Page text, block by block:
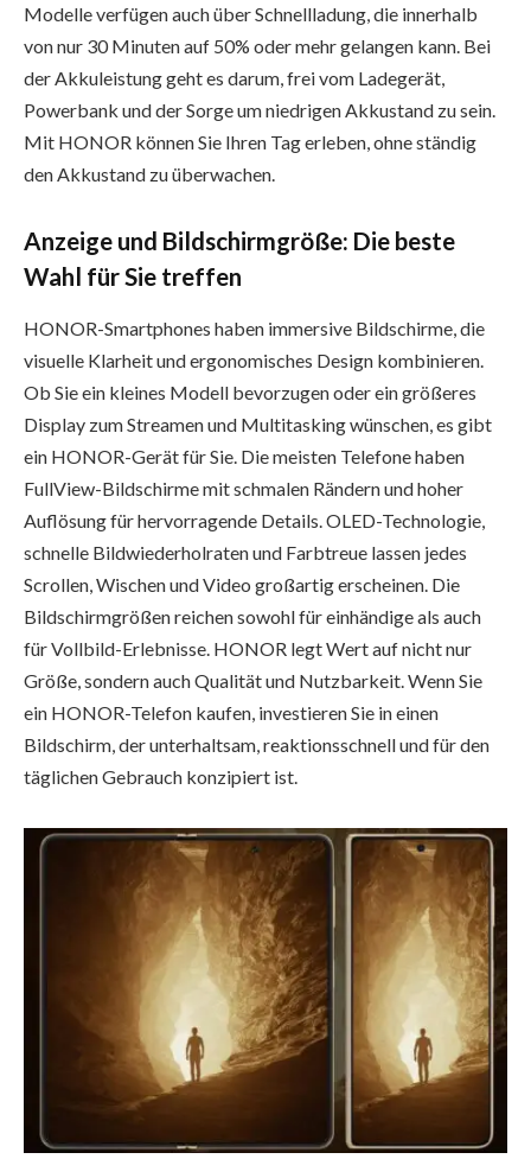
Modelle verfügen auch über Schnellladung, die innerhalb
von nur 30 Minuten auf 50% oder mehr gelangen kann. Bei
der Akkuleistung geht es darum, frei vom Ladegerät,
Powerbank und der Sorge um niedrigen Akkustand zu sein.
Mit HONOR können Sie Ihren Tag erleben, ohne ständig
den Akkustand zu überwachen.
Anzeige und Bildschirmgröße: Die beste
Wahl für Sie treffen
HONOR-Smartphones haben immersive Bildschirme, die
visuelle Klarheit und ergonomisches Design kombinieren.
Ob Sie ein kleines Modell bevorzugen oder ein größeres
Display zum Streamen und Multitasking wünschen, es gibt
ein HONOR-Gerät für Sie. Die meisten Telefone haben
FullView-Bildschirme mit schmalen Rändern und hoher
Auflösung für hervorragende Details. OLED-Technologie,
schnelle Bildwiederholraten und Farbtreue lassen jedes
Scrollen, Wischen und Video großartig erscheinen. Die
Bildschirmgrößen reichen sowohl für einhändige als auch
für Vollbild-Erlebnisse. HONOR legt Wert auf nicht nur
Größe, sondern auch Qualität und Nutzbarkeit. Wenn Sie
ein HONOR-Telefon kaufen, investieren Sie in einen
Bildschirm, der unterhaltsam, reaktionsschnell und für den
täglichen Gebrauch konzipiert ist.